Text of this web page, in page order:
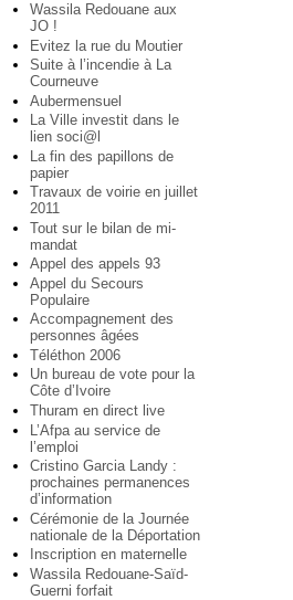
Wassila Redouane aux
JO !
Evitez la rue du Moutier
Suite à l’incendie à La
Courneuve
Aubermensuel
La Ville investit dans le
lien soci@l
La fin des papillons de
papier
Travaux de voirie en juillet
2011
Tout sur le bilan de mi-
mandat
Appel des appels 93
Appel du Secours
Populaire
Accompagnement des
personnes âgées
Téléthon 2006
Un bureau de vote pour la
Côte d’Ivoire
Thuram en direct live
L’Afpa au service de
l’emploi
Cristino Garcia Landy :
prochaines permanences
d’information
Cérémonie de la Journée
nationale de la Déportation
Inscription en maternelle
Wassila Redouane-Saïd-
Guerni forfait